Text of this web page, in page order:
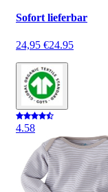
Sofort lieferbar
24,95 €24.95
4.58